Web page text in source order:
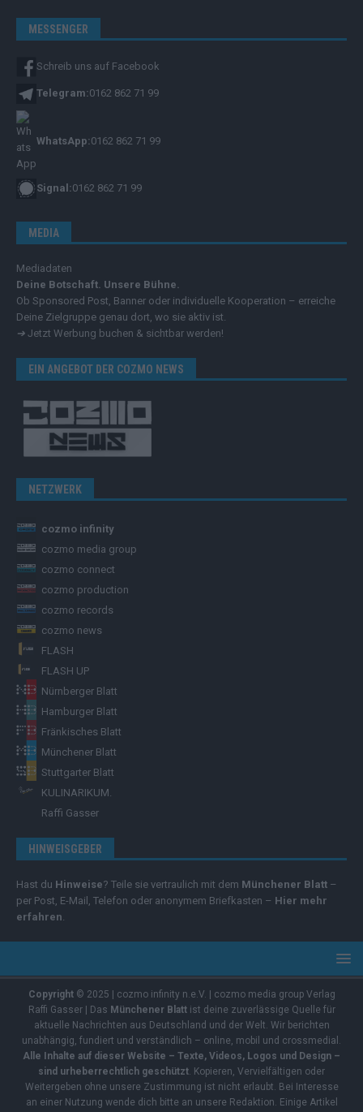
MESSENGER
Schreib uns auf Facebook
Telegram:0162 862 71 99
WhatsApp:0162 862 71 99
Signal:0162 862 71 99
MEDIA
Mediadaten
Deine Botschaft. Unsere Bühne.
Ob Sponsored Post, Banner oder individuelle Kooperation – erreiche
Deine Zielgruppe genau dort, wo sie aktiv ist.
➔ Jetzt Werbung buchen & sichtbar werden!
EIN ANGEBOT DER COZMO NEWS
NETZWERK
cozmo infinity
cozmo media group
cozmo connect
cozmo production
cozmo records
cozmo news
FLASH
FLASH UP
Nürnberger Blatt
Hamburger Blatt
Fränkisches Blatt
Münchener Blatt
Stuttgarter Blatt
KULINARIKUM.
Raffi Gasser
HINWEISGEBER
Hast du Hinweise? Teile sie vertraulich mit dem Münchener Blatt –
per Post, E-Mail, Telefon oder anonymem Briefkasten – Hier mehr
erfahren.
Copyright© 2025 | cozmo infinity n.e.V. | cozmo media group Verlag
Raffi Gasser | Das Münchener Blattist deine zuverlässige Quelle für
aktuelle Nachrichten aus Deutschland und der Welt. Wir berichten
unabhängig, fundiert und verständlich – online, mobil und crossmedial.
Alle Inhalte auf dieser Website – Texte, Videos, Logos und Design –
sind urheberrechtlich geschützt. Kopieren, Vervielfältigen oder
Weitergeben ohne unsere Zustimmung ist nicht erlaubt. Bei Interesse
an einer Nutzung wende dich bitte an unsere Redaktion. Einige Artikel